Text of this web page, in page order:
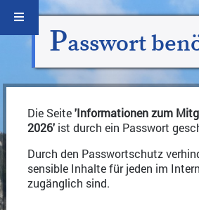
Passwort
Die Seite'Informationen zum
2026' ist durch ein Passwort
Durch den Passwortschutz
sensible Inhalte für jeden im
zugänglich sind.